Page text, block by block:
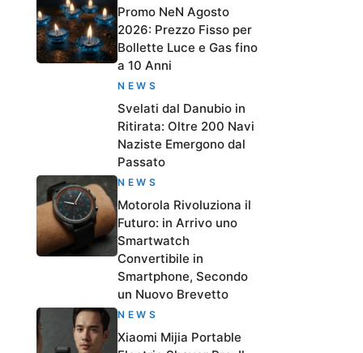
Promo NeN Agosto
2026: Prezzo Fisso per
Bollette Luce e Gas fino
a 10 Anni
NEWS
Svelati dal Danubio in
Ritirata: Oltre 200 Navi
Naziste Emergono dal
Passato
NEWS
Motorola Rivoluziona il
Futuro: in Arrivo uno
Smartwatch
Convertibile in
Smartphone, Secondo
un Nuovo Brevetto
NEWS
Xiaomi Mijia Portable